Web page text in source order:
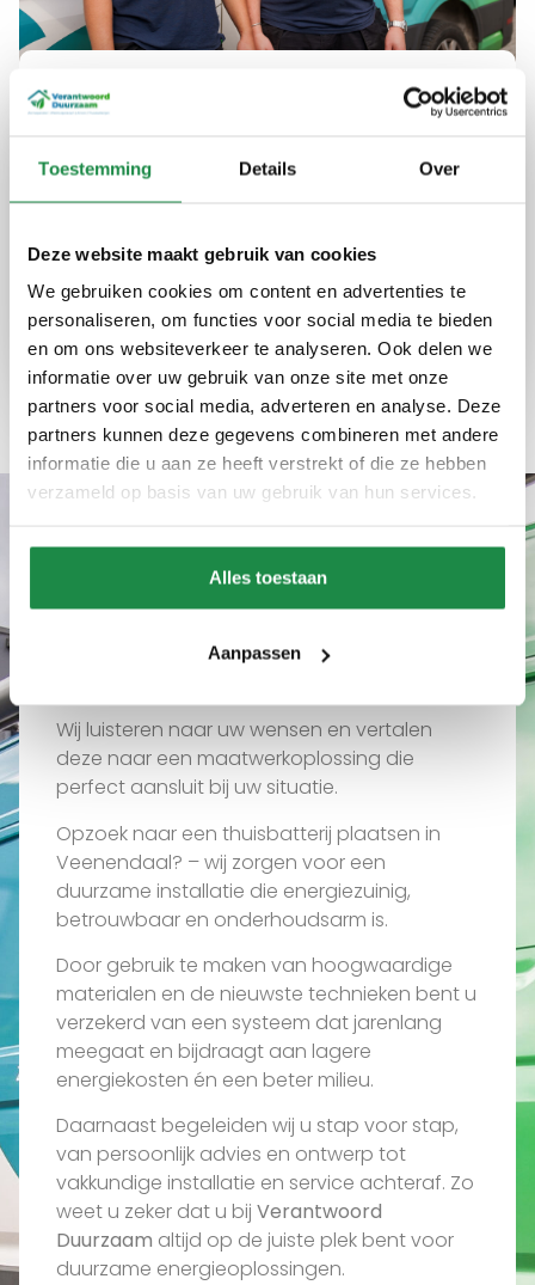
Toestemming Details Over
Deze website maakt gebruik van cookies
We gebruiken cookies om content en advertenties te
personaliseren, om functies voor social media te bieden
en om ons websiteverkeer te analyseren. Ook delen we
informatie over uw gebruik van onze site met onze
partners voor social media, adverteren en analyse. Deze
partners kunnen deze gegevens combineren met andere
informatie die u aan ze heeft verstrekt of die ze hebben
verzameld op basis van uw gebruik van hun services.
Alles toestaan
Aanpassen
Uw partner in duurzame
Bij Verantwoord Duurzaam bieden we advies
optimaliseren en kosten verlagen. Onze
diensten zijn betrouwbaar en eerlijk, altijd met
een focus op kwaliteit en efficiëntie.
Expertise Kwaliteit Ervaring
Wat ons uniek maakt
Waarom een thuisbatterij
plaatsen in Veenendaal via
Wij luisteren naar uw wensen en vertalen
deze naar een maatwerkoplossing die
perfect aansluit bij uw situatie.
Opzoek naar een thuisbatterij plaatsen in
Veenendaal? – wij zorgen voor een
duurzame installatie die energiezuinig,
betrouwbaar en onderhoudsarm is.
Door gebruik te maken van hoogwaardige
materialen en de nieuwste technieken bent u
verzekerd van een systeem dat jarenlang
meegaat en bijdraagt aan lagere
energiekosten én een beter milieu.
Daarnaast begeleiden wij u stap voor stap,
van persoonlijk advies en ontwerp tot
vakkundige installatie en service achteraf. Zo
weet u zeker dat u bij Verantwoord
Duurzaam altijd op de juiste plek bent voor
duurzame energieoplossingen.